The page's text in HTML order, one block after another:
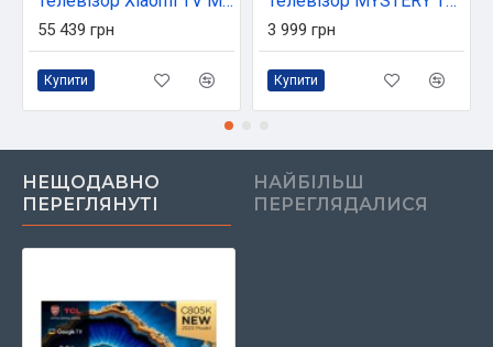
55 439 грн
Купити
3 999 грн
Купити
НЕЩОДАВНО
ПЕРЕГЛЯНУТІ
НАЙБІЛЬШ
ПЕРЕГЛЯДАЛИСЯ